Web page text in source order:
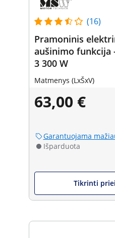
(16)
Pramoninis
aušinimo funkcija
3 300 W
Matmenys (LxŠxV)
63,00 €
Garantuojama
Išparduota
Tikrinti